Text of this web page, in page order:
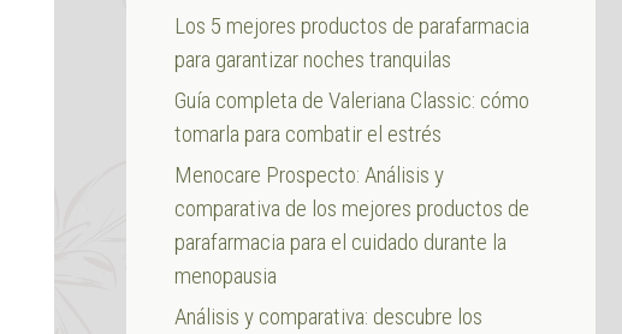
Los 5 mejores productos de parafarmacia
para garantizar noches tranquilas
Guía completa de Valeriana Classic: cómo
tomarla para combatir el estrés
Menocare Prospecto: Análisis y
comparativa de los mejores productos de
parafarmacia para el cuidado durante la
menopausia
Análisis y comparativa: descubre los